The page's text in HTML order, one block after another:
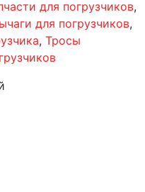
для погрузчиков,
для погрузчиков,
, Тросы